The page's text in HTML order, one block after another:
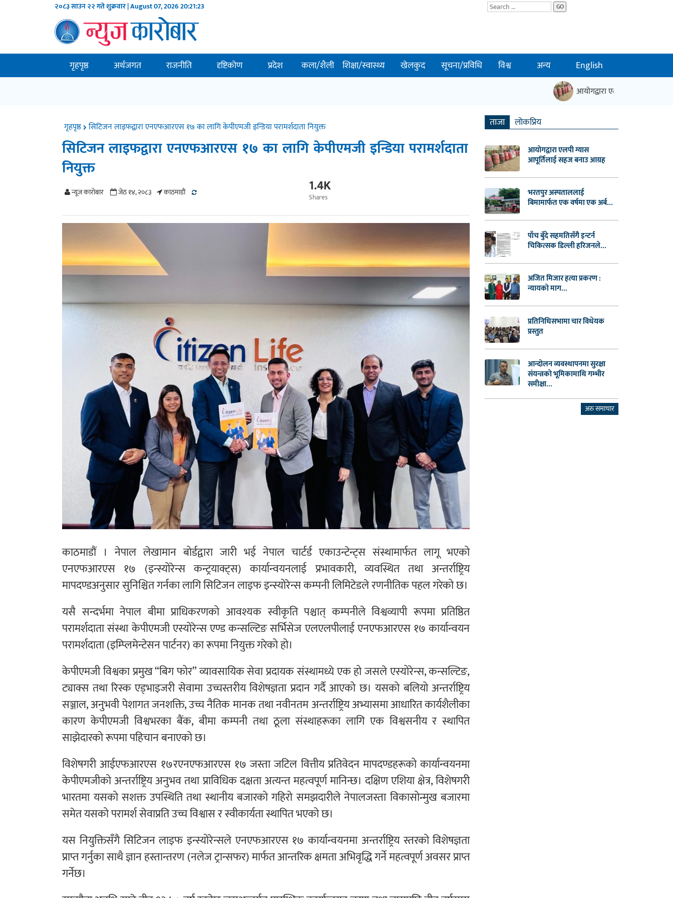
२०८३ साउन २२ गते शुक्रवार | August 07, 202620:21:24 GO
गृहपृष्ठ अर्थजगत राजनीति दृष्टिकोण प्रदेश कला/शैली शिक्षा/स्वास्थ्य खेलकुद सूचना/प्रविधि विश्व अन्य English
आयोगद्वारा एलपी ग्यास आपूर्तिलाई
गृहपृष्ठ सिटिजन लाइफद्वारा एनएफआरएस १७ का लागि केपीएमजी इन्डिया परामर्शदाता नियुक्त
सिटिजन लाइफद्वारा एनएफआरएस १७ का लागि केपीएमजी इन्डिया परामर्शदाता
नियुक्त
न्यूज काराेबार जेठ १४, २०८३ काठमाडाैं 1.4K
Shares
काठमाडौं । नेपाल लेखामान बोर्डद्वारा जारी भई नेपाल चार्टर्ड एकाउन्टेन्ट्स संस्थामार्फत लागू भएको
एनएफआरएस १७ (इन्स्योरेन्स कन्ट्रयाक्ट्स) कार्यान्वयनलाई प्रभावकारी, व्यवस्थित तथा अन्तर्राष्ट्रिय
मापदण्डअनुसार सुनिश्चित गर्नका लागि सिटिजन लाइफ इन्स्योरेन्स कम्पनी लिमिटेडले रणनीतिक पहल गरेको छ।
यसै सन्दर्भमा नेपाल बीमा प्राधिकरणको आवश्यक स्वीकृति पश्चात् कम्पनीले विश्वव्यापी रूपमा प्रतिष्ठित
परामर्शदाता संस्था केपीएमजी एस्योरेन्स एण्ड कन्सल्टिङ सर्भिसेज एलएलपीलाई एनएफआरएस १७ कार्यान्वयन
परामर्शदाता (इम्प्लिमेन्टेसन पार्टनर) का रूपमा नियुक्त गरेको हो।
केपीएमजी विश्वका प्रमुख “बिग फोर” व्यावसायिक सेवा प्रदायक संस्थामध्ये एक हो जसले एस्योरेन्स, कन्सल्टिङ,
ट्याक्स तथा रिस्क एड्भाइजरी सेवामा उच्चस्तरीय विशेषज्ञता प्रदान गर्दै आएको छ। यसको बलियो अन्तर्राष्ट्रिय
सञ्जाल, अनुभवी पेशागत जनशक्ति, उच्च नैतिक मानक तथा नवीनतम अन्तर्राष्ट्रिय अभ्यासमा आधारित कार्यशैलीका
कारण केपीएमजी विश्वभरका बैंक, बीमा कम्पनी तथा ठूला संस्थाहरूका लागि एक विश्वसनीय र स्थापित
साझेदारको रूपमा पहिचान बनाएको छ।
विशेषगरी आईएफआरएस १७रएनएफआरएस १७ जस्ता जटिल वित्तीय प्रतिवेदन मापदण्डहरूको कार्यान्वयनमा
केपीएमजीको अन्तर्राष्ट्रिय अनुभव तथा प्राविधिक दक्षता अत्यन्त महत्वपूर्ण मानिन्छ। दक्षिण एशिया क्षेत्र, विशेषगरी
भारतमा यसको सशक्त उपस्थिति तथा स्थानीय बजारको गहिरो समझदारीले नेपालजस्ता विकासोन्मुख बजारमा
समेत यसको परामर्श सेवाप्रति उच्च विश्वास र स्वीकार्यता स्थापित भएको छ।
यस नियुक्तिसँगै सिटिजन लाइफ इन्स्योरेन्सले एनएफआरएस १७ कार्यान्वयनमा अन्तर्राष्ट्रिय स्तरको विशेषज्ञता
प्राप्त गर्नुका साथै ज्ञान हस्तान्तरण (नलेज ट्रान्सफर) मार्फत आन्तरिक क्षमता अभिवृद्धि गर्ने महत्वपूर्ण अवसर प्राप्त
गर्नेछ।
ताजा लाेकप्रिय
आयोगद्वारा एलपी ग्यास
आपूर्तिलाई सहज बनाउ आग्रह
भरतपुर अस्पताललाई
बिमामार्फत एक वर्षमा एक अर्ब...
पाँच बुँदे सहमतिसँगै इन्टर्न
चिकित्सक डिल्ली हरिजनले...
अजित मिजार हत्या प्रकरण :
न्यायको माग...
प्रतिनिधिसभामा चार विधेयक
प्रस्तुत
आन्दोलन व्यवस्थापनमा सुरक्षा
संयन्त्रको भूमिकामाथि गम्भीर
समीक्षा...
अरु समाचार